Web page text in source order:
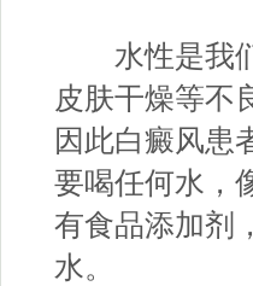
水性是我们
皮肤干燥等不
因此白癜风患
要喝任何水，
有食品添加剂
水。